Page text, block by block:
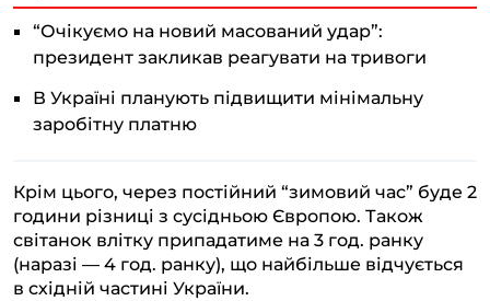
“Очікуємо на новий масований удар”:
президент закликав реагувати на тривоги
В Україні планують підвищити мінімальну
заробітну платню
Крім цього, через постійний “зимовий час” буде 2
години різниці з сусідньою Європою. Також
світанок влітку припадатиме на 3 год. ранку
(наразі — 4 год. ранку), що найбільше відчується
в східній частині України.